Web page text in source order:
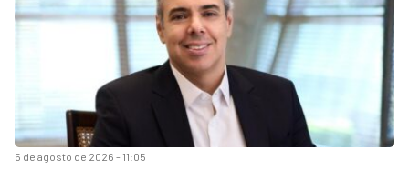
5 de agosto de 2026 - 11:05